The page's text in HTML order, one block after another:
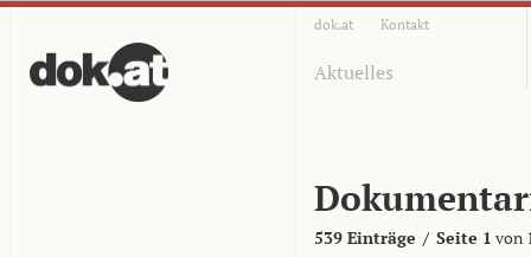
dok.at Kontakt
Aktuelles
539 Einträge / Seite 1 von